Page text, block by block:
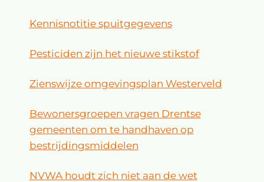
Kennisnotitie spuitgegevens
Pesticiden zijn het nieuwe stikstof
Zienswijze omgevingsplan Westerveld
Bewonersgroepen vragen Drentse
gemeenten om te handhaven op
bestrijdingsmiddelen
NVWA houdt zich niet aan de wet